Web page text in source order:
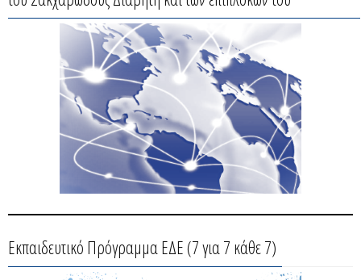
Εκπαιδευτικό Πρόγραμμα ΕΔΕ (7 για 7 κάθε 7)